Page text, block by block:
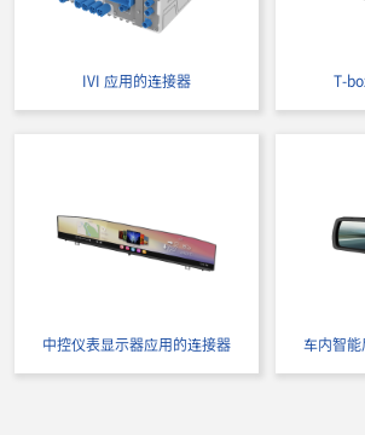
IVI 应用的连接器 T-
中控仪表显示器应用的连接器 车内智